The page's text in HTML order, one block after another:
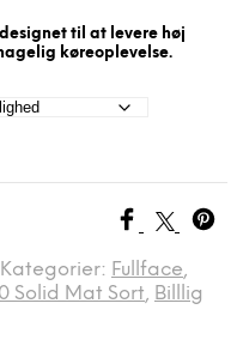
til at levere høj
køreoplevelse.
Kategorier: Fullface,
Solid Mat Sort, Billlig